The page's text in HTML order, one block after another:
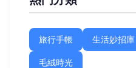
旅行手帳 生活妙招庫
毛絨時光